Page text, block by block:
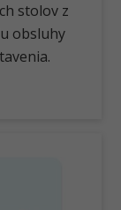
stolov z
obsluhy